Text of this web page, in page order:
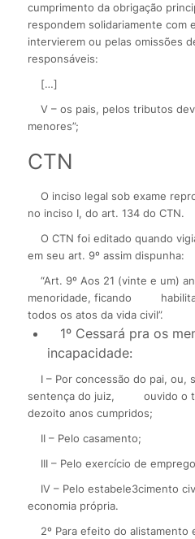
cumprimento da obrigação
respondem solidariamente com
intervierem ou pelas omissões
responsáveis:
[…]
V – os pais, pelos tributos
menores”;
CTN
O inciso legal sob exame
no inciso I, do art. 134 do CTN.
O CTN foi editado quando
em seu art. 9º assim dispunha:
“Art. 9º Aos 21 (vinte e um)
menoridade, ficando
todos os atos da vida civil”.
1º Cessará pra os
incapacidade:
I – Por concessão do pai, ou,
sentença do juiz,
ouvido o
dezoito anos cumpridos;
II – Pelo casamento;
III – Pelo exercício de
IV – Pelo estabele3cimento
economia própria.
2º Para efeito do alistamento